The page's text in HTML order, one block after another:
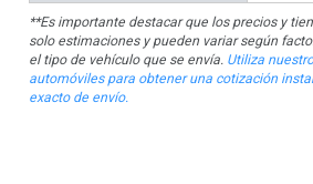
**Es importante destacar que los precios y
solo estimaciones y pueden variar según
el tipo de vehículo que se envía. Utiliza
automóviles para obtener una cotización
exacto de envío.